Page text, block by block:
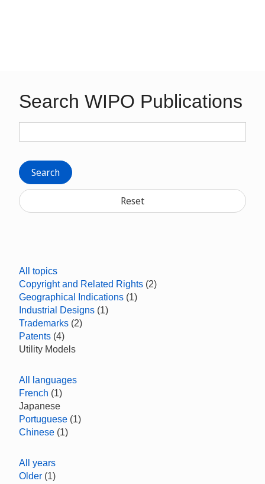
Search WIPO Publications
Search
Reset
All topics
Copyright and Related Rights (2)
Geographical Indications (1)
Industrial Designs (1)
Trademarks (2)
Patents (4)
Utility Models
All languages
French (1)
Japanese
Portuguese (1)
Chinese (1)
All years
Older (1)